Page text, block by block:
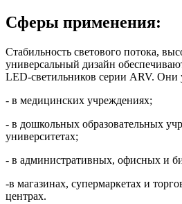
Сферы применения:
Стабильность светового потока,
универсальный дизайн
LED-светильников серии ARV. Они
- в медицинских учреждениях;
- в дошкольных образовательных
университетах;
- в административных, офисных и
-в магазинах, супермаркетах и
центрах.